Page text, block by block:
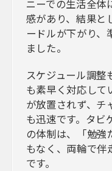
ニーでの生活全体
感があり、結果と
ードルが下がり、
ました。
スケジュール調整
も素早く対応して
が放置されず、チ
も迅速です。タビ
の体制は、「勉強
もなく、両輪で伴
です。